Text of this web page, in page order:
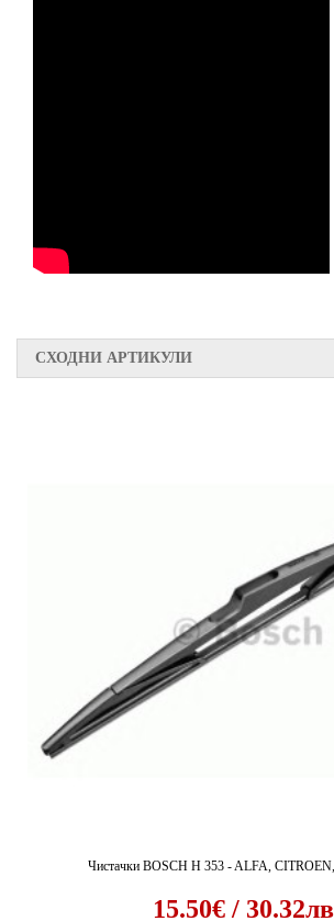
СХОДНИ АРТИКУЛИ
Чистачки BOSCH H 353 - ALFA,
15.50€ /